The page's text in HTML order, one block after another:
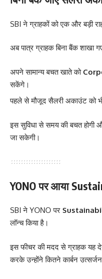
SBI ने ग्राहकों को एक और बड़ी
अब पात्र ग्राहक बिना बैंक शाखा
अपने सामान्य बचत खाते को
सकेंगे।
पहले से मौजूद सैलरी अकाउंट को
इस सुविधा से समय की बचत होगी
जा सकेगी।
YONO पर आया
SBI ने YONO पर
लॉन्च किया है।
इस फीचर की मदद से ग्राहक यह
करके उन्होंने कितने कार्बन